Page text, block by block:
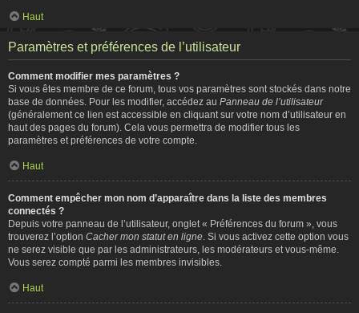
Haut
Paramètres et préférences de l’utilisateur
Comment modifier mes paramètres ?
Si vous êtes membre de ce forum, tous vos paramètres sont stockés dans notre
base de données. Pour les modifier, accédez au Panneau de l’utilisateur
(généralement ce lien est accessible en cliquant sur votre nom d’utilisateur en
haut des pages du forum). Cela vous permettra de modifier tous les
paramètres et préférences de votre compte.
Haut
Comment empêcher mon nom d’apparaître dans la liste des membres
connectés ?
Depuis votre panneau de l’utilisateur, onglet « Préférences du forum », vous
trouverez l’option Cacher mon statut en ligne . Si vous activez cette option vous
ne serez visible que par les administrateurs, les modérateurs et vous-même.
Vous serez compté parmi les membres invisibles.
Haut